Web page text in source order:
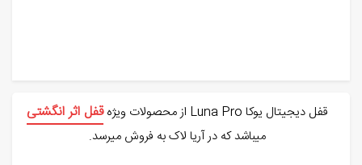
قفل دیجیتال یوکا Luna Pro از محصولات ویژه قفل اثر انگشتی
میباشد که در آریا لاک به فروش میرسد.